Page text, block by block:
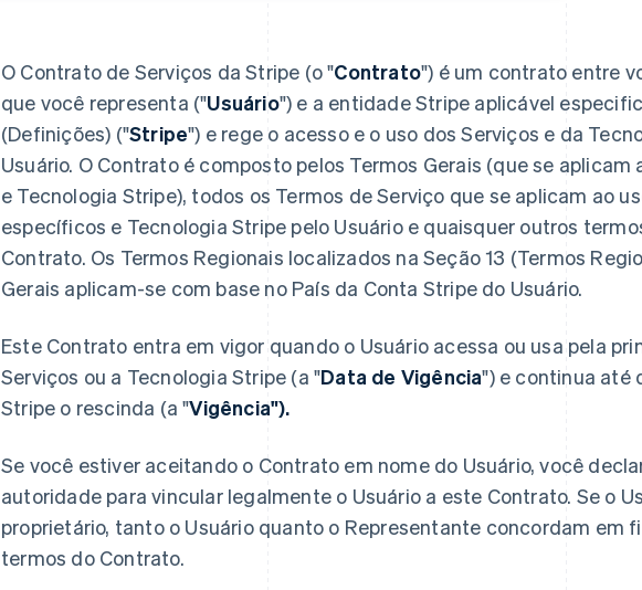
O Contrato de Serviços da Stripe (o "Contrato") é um contrato entre
que você representa ("Usuário") e a entidade Stripe aplicável
(Definições) ("Stripe") e rege o acesso e o uso dos Serviços e da
Usuário. O Contrato é composto pelos Termos Gerais (que se aplicam
e Tecnologia Stripe), todos os Termos de Serviço que se aplicam ao
específicos e Tecnologia Stripe pelo Usuário e quaisquer outros
Contrato. Os Termos Regionais localizados na Seção 13 (Termos
Gerais aplicam-se com base no País da Conta Stripe do Usuário.
Este Contrato entra em vigor quando o Usuário acessa ou usa pela
Serviços ou a Tecnologia Stripe (a "Data de Vigência") e continua até
Stripe o rescinda (a "Vigência").
Se você estiver aceitando o Contrato em nome do Usuário, você
autoridade para vincular legalmente o Usuário a este Contrato. Se o
proprietário, tanto o Usuário quanto o Representante concordam em
termos do Contrato.